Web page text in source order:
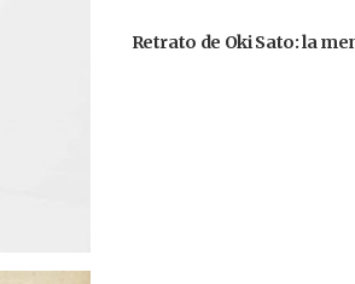
Retrato de Oki Sato: la